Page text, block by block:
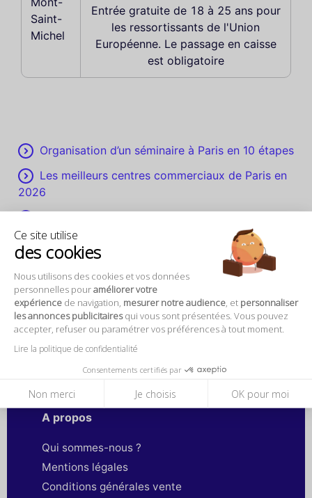
Ce site utilise
des cookies
Nous utilisons des cookies et vos données
personnelles pouraméliorer votre
expérience de navigation, mesurer notre audience , et personnaliser
les annonces publicitairesqui vous sont présentées. Vous pouvez
accepter, refuser ou paramétrer vos préférences à tout moment.
Lire la politique de confidentialité
Consentements certifiés par
Non merci Je choisis OK pour moi
Saint-
Michel
Entrée gratuite de 18 à 25 ans pour
les ressortissants de l'Union
Européenne. Le passage en caisse
est obligatoire
Organisation d’un séminaire à Paris en 10 étapes
Les meilleurs centres commerciaux de Paris en
2026
Que faire à Paris en mai 2027 ?
Louer une voiture à Paris : tout ce que vous
devez savoir !
ABONNEZ-VOUS !
A propos
Qui sommes-nous ?
Mentions légales
Conditions générales vente